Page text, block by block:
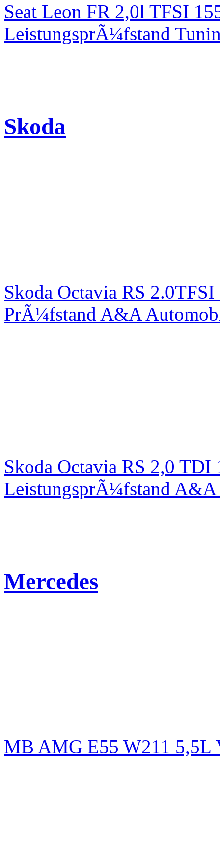
Seat Leon FR 2,0l TFSI
LeistungsprÃ¼fstand
Skoda
Skoda Octavia RS
PrÃ¼fstand A&A
Skoda Octavia RS 2,0
LeistungsprÃ¼fstand
Mercedes
MB AMG E55 W211 5,5L